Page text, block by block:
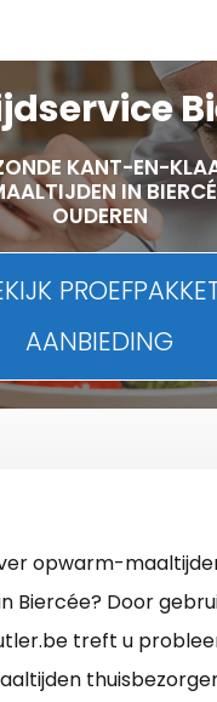
KANT-EN-
IN
OUDEREN
AANBIEDING
opwarm-
Biercée? Door
treft u